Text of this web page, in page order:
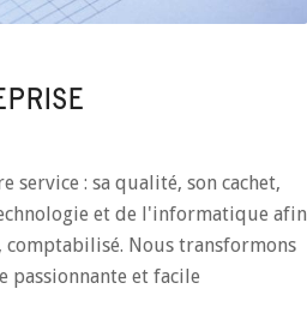
service : sa qualité, son cachet,
et de l'informatique afin
Nous transformons
passionnante et facile